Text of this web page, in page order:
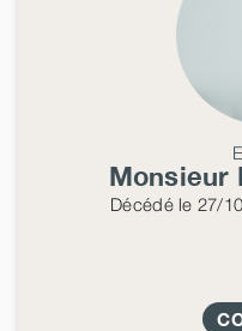
Monsieur
Décédéle 27/